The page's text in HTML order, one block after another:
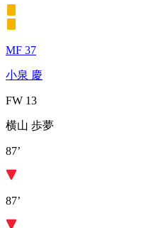
MF 37
小泉 慶
FW 13
横山 歩夢
87’
87’